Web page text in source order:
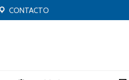
CONTACTO